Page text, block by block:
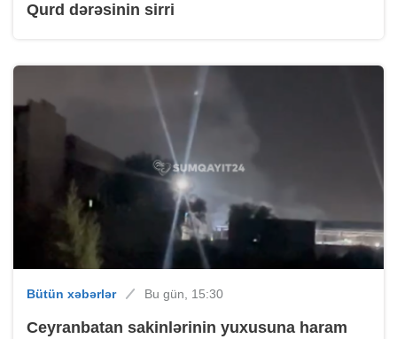
Qurd dərəsinin sirri
Bütün xəbərlər Bu gün, 15:30
Ceyranbatan sakinlərinin yuxusuna haram